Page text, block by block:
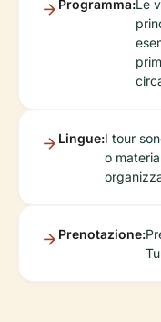
Programma:Le
Lingue:I tour
o
Prenotazione: